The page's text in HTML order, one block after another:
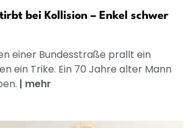
bei Kollision – Enkel schwer
einer Bundesstraße prallt ein
ein Trike. Ein 70 Jahre alter Mann
| mehr